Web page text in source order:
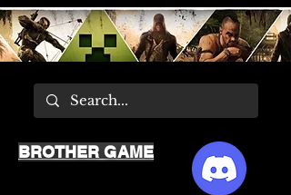
BROTHER GAME